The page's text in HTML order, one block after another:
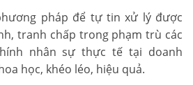
pháp để tự tin xử lý được
tranh chấp trong phạm trù các
nhân sự thực tế tại doanh
học, khéo léo, hiệu quả.